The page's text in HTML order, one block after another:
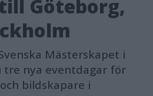
Göteborg,
Mästerskapet i
tre nya eventdagar för
bildskapare i